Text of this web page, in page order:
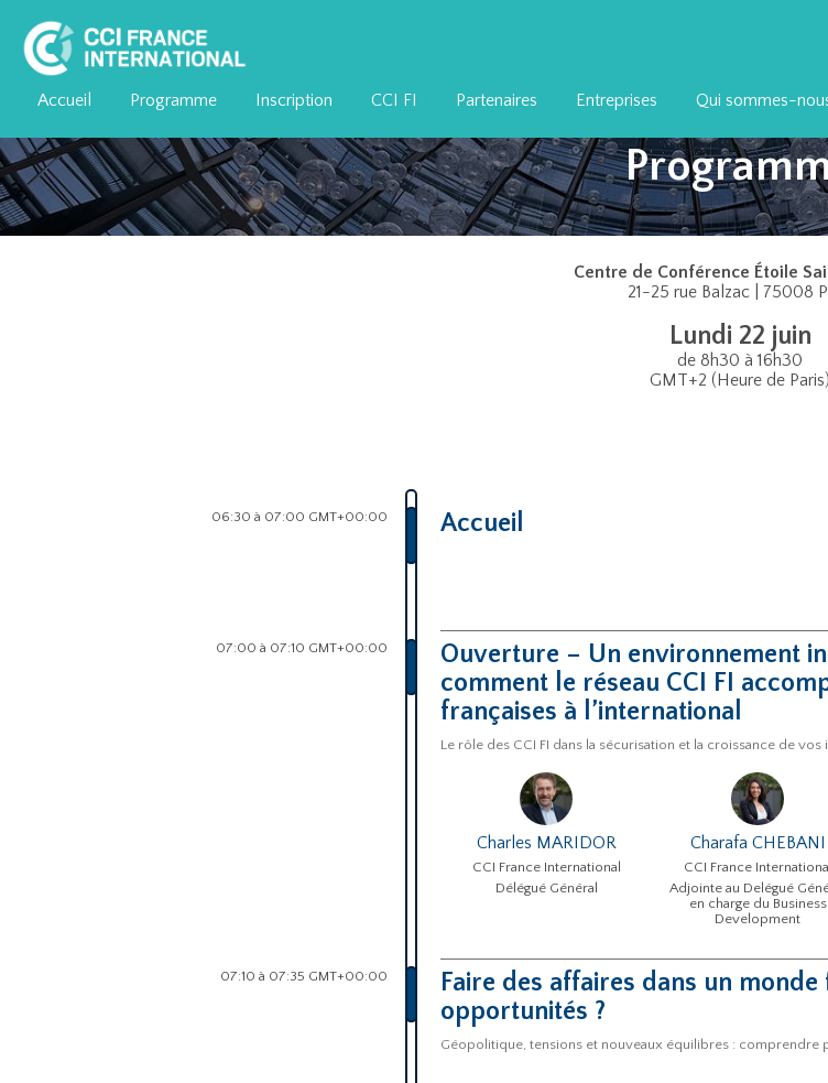
Accueil Programme Inscription CCI FI Partenaires Entreprises Qui sommes-
Centre de Conférence Étoile
21-25 rue Balzac | 75008
Lundi 22 juin
de 8h30 à 16h30
GMT+2 (Heure de Paris)
06:30 à 07:00 GMT+00:00 Accueil
07:00 à 07:10 GMT+00:00
Ouverture – Un environnement
comment le réseau CCI FI
françaises à l’international
Le rôle des CCI FI dans la sécurisation et la croissance de vos
Charles MARIDOR
CCI France International
Délégué Général
Charafa CHEBANI
CCI France International
Adjointe au Delégué
en charge du Business
Development
07:10 à 07:35 GMT+00:00
Faire des affaires dans un
opportunités ?
Géopolitique, tensions et nouveaux équilibres : comprendre